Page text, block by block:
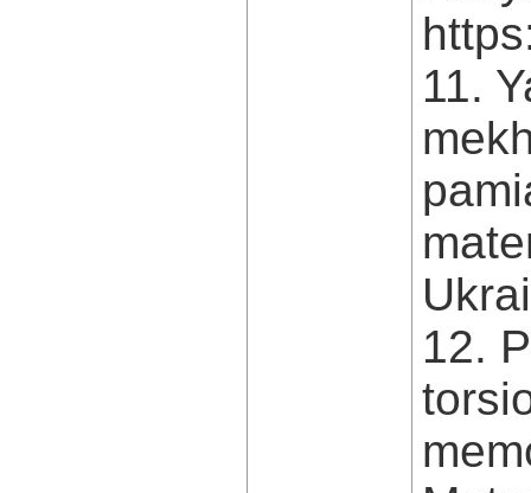
11.
12.